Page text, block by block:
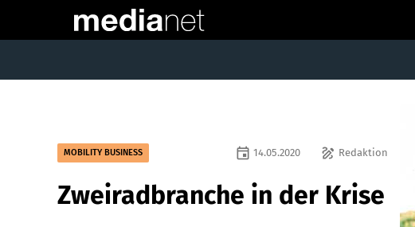
MOBILITY BUSINESS draw Redaktion
event 14.05.2020
Zweiradbranche in der Krise